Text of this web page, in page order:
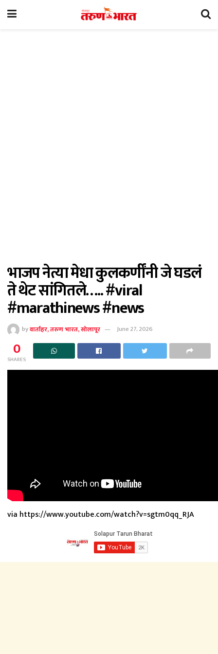
भाजप नेत्या मेधा कुलकर्णींनी जे घडलं
ते थेट सांगितले….. #viral
#marathinews #news
byवार्ताहर, तरुण भारत, सोलापूर June 27, 2026
0
SHARES
via https://www.youtube.com/watch?v=sgtm0qq_RJA